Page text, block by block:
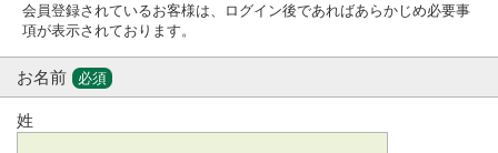
会員登録されているお客様は、ログイン後であればあらかじめ必要事
項が表示されております。
お名前 必須
姓